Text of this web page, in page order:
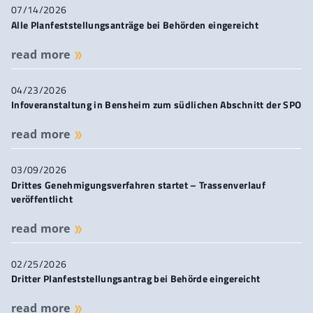
Trassenverlauf Ober-Ramstadt - Modauta
PDF)
PDF)
Trassenverlauf Modautal - Lautertal (Odenwald)
07/14/2026
Alle Planfeststellungsanträge bei Behörden eingereicht
read more
04/23/2026
Infoveranstaltung in Bensheim zum südlichen Abschnitt der SPO
read more
03/09/2026
Drittes Genehmigungsverfahren startet – Trassenverlauf
veröffentlicht
read more
02/25/2026
Dritter Planfeststellungsantrag bei Behörde eingereicht
read more